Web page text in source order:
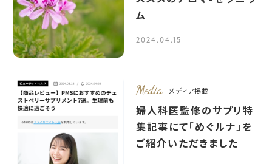
ム
2024.04.15
Media メディア掲載
婦人科医監修のサプリ特
集記事にて「めぐルナ」を
ご紹介いただきました